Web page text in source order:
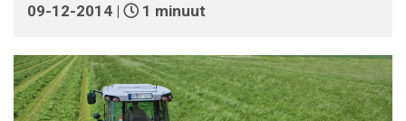
09-12-2014 | 1 minuut